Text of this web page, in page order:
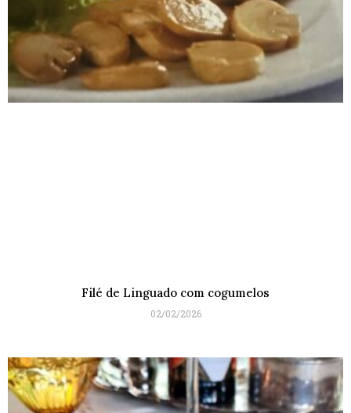
Filé de Linguado com cogumelos
02/02/2026